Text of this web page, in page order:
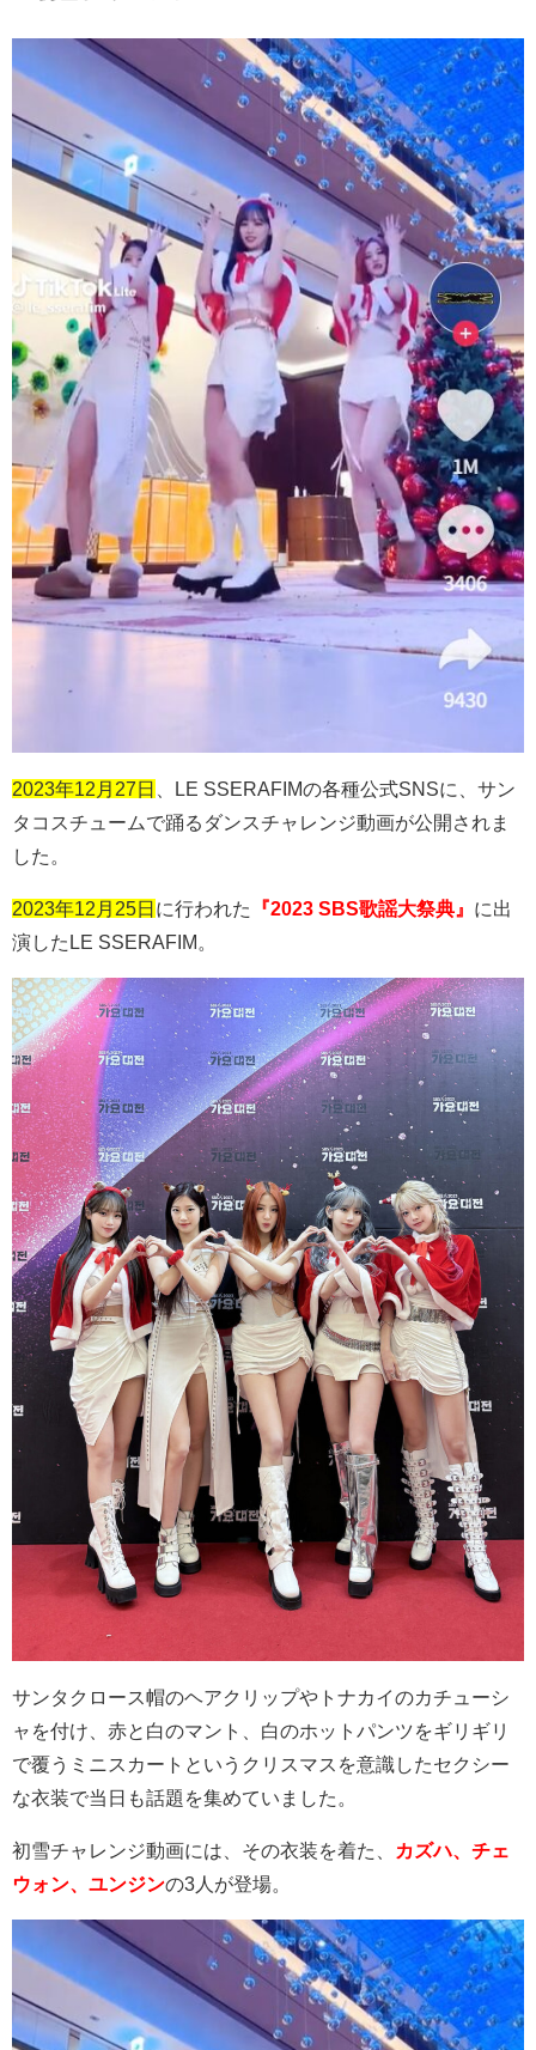
2023年12月27日 LE SSERAFIMの各種公式SNSに、サン
タコスチュームで踊るダンスチャレンジ動画が公開されま
した。
2023年12月25日 に行われた 『2023 SBS歌謡大祭典』 に出
演した
LE SSERAFIM
サンタクロース帽のヘアクリップやトナカイのカチューシ
ャを付け、赤と白のマント、白のホットパンツをギリギリ
で覆うミニスカートというクリスマスを意識したセクシー
な衣装で当日も話題を集めていました。
初雪チャレンジ動画には、その衣装を着た、
カズハ、チェ
ウォン、ユンジンの3 人が登場。